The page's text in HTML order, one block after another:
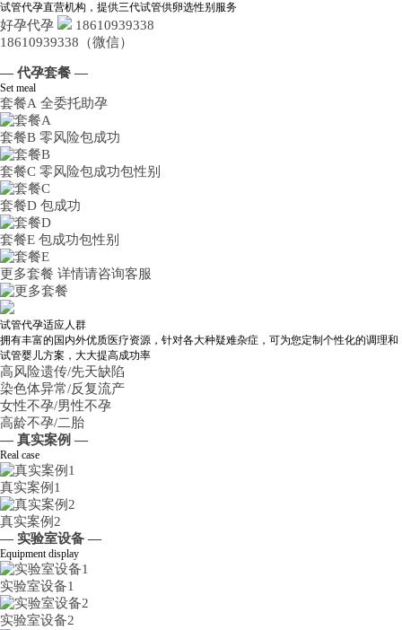
试管代孕直营机构，提供三代试管供卵选性别服务
好孕代孕
18610939338
18610939338（微信）
— 代孕套餐 —
Set meal
套餐A 全委托助孕
套餐B 零风险包成功
套餐C 零风险包成功包性别
套餐D 包成功
套餐E 包成功包性别
更多套餐 详情请咨询客服
试管代孕适应人群
拥有丰富的国内外优质医疗资源，针对各大种疑难杂症，可为您定制个性化的调理和
试管婴儿方案，大大提高成功率
高风险遗传/先天缺陷
染色体异常/反复流产
女性不孕/男性不孕
高龄不孕/二胎
— 真实案例 —
Real case
真实案例1
真实案例2
— 实验室设备 —
Equipment display
实验室设备1
实验室设备2